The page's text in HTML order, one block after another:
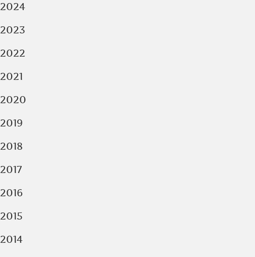
2024
2023
2022
2021
2020
2019
2018
2017
2016
2015
2014